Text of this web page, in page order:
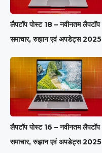
लैपटॉप पोस्ट 18 – नवीनतम लैपटॉप
समाचार, रुझान एवं अपडेट्स 2025
लैपटॉप पोस्ट 16 – नवीनतम लैपटॉप
समाचार, रुझान एवं अपडेट्स 2025